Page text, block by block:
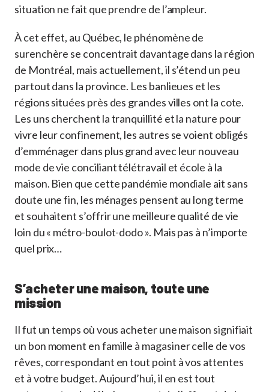
situation ne fait que prendre de l’ampleur.
À cet effet, au Québec, le phénomène de
surenchère se concentrait davantage dans la région
de Montréal, mais actuellement, il s’étend un peu
partout dans la province. Les banlieues et les
régions situées près des grandes villes ont la cote.
Les uns cherchent la tranquillité et la nature pour
vivre leur confinement, les autres se voient obligés
d’emménager dans plus grand avec leur nouveau
mode de vie conciliant télétravail et école à la
maison. Bien que cette pandémie mondiale ait sans
doute une fin, les ménages pensent au long terme
et souhaitent s’offrir une meilleure qualité de vie
loin du « métro-boulot-dodo ». Mais pas à n’importe
quel prix…
S’acheter une maison, toute une
mission
Il fut un temps où vous acheter une maison signifiait
un bon moment en famille à magasiner celle de vos
rêves, correspondant en tout point à vos attentes
et à votre budget. Aujourd’hui, il en est tout